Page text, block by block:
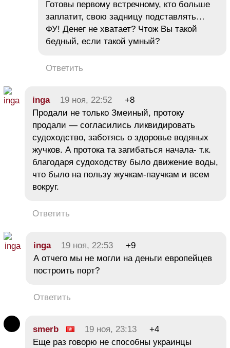
Готовы первому встречному, кто больше
заплатит, свою задницу подставлять…
ФУ! Денег не хватает? Чтож Вы такой
бедный, если такой умный?
Ответить
inga 19 ноя, 22:52
+8
Продали не только Змеиный, протоку
продали — согласились ликвидировать
судоходство, заботясь о здоровье водяных
жучков. А протока та загибаться начала- т.к.
благодаря судоходству было движение воды,
что было на пользу жучкам-паучкам и всем
вокруг.
Ответить
inga 19 ноя, 22:53
+9
А отчего мы не могли на деньги европейцев
построить порт?
Ответить
smerb 19 ноя, 23:13
+4
Еще раз говорю не способны украинцы